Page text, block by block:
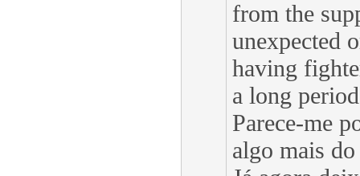
from the
unexpected
having
a long
Parece-me
algo mais